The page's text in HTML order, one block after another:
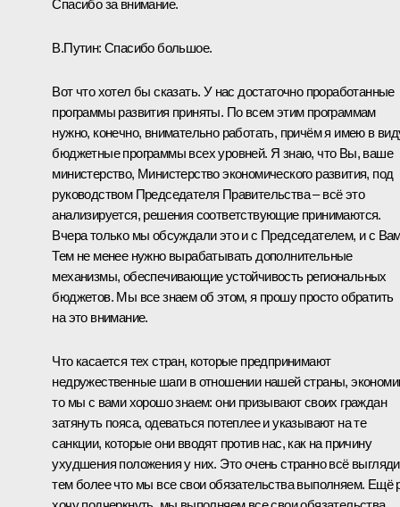
Спасибо за внимание.
В.Путин: Спасибо большое.
Вот что хотел бы сказать. У нас достаточно проработанные
программы развития приняты. По всем этим программам
нужно, конечно, внимательно работать, причём я имею в
бюджетные программы всех уровней. Я знаю, что Вы, ваше
министерство, Министерство экономического развития, под
руководством Председателя Правительства – всё это
анализируется, решения соответствующие принимаются.
Вчера только мы обсуждали это и с Председателем, и с
Тем не менее нужно вырабатывать дополнительные
механизмы, обеспечивающие устойчивость региональных
бюджетов. Мы все знаем об этом, я прошу просто обратить
на это внимание.
Что касается тех стран, которые предпринимают
недружественные шаги в отношении нашей страны,
то мы с вами хорошо знаем: они призывают своих граждан
затянуть пояса, одеваться потеплее и указывают на те
санкции, которые они вводят против нас, как на причину
ухудшения положения у них. Это очень странно всё
тем более что мы все свои обязательства выполняем. Ещё